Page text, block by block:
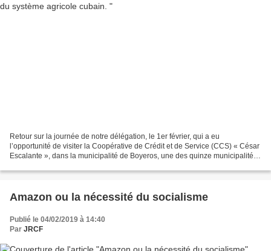
Retour sur la journée de notre délégation, le 1er février, qui a eu
l’opportunité de visiter la Coopérative de Crédit et de Service (CCS) « César
Escalante », dans la municipalité de Boyeros, une des quinze municipalités
Amazon ou la nécessité du socialisme
Publié le 04/02/2019 à 14:40
Par JRCF